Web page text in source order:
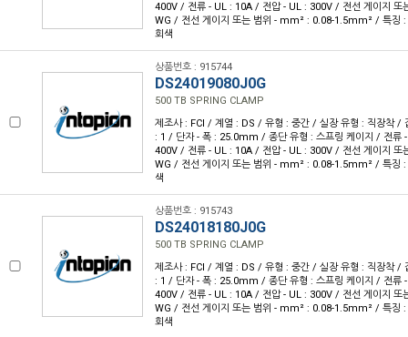
400V / 전류 - UL : 10A / 전압 - UL : 300V / 전선 게이지 또
WG / 전선 게이지 또는 범위 - mm² : 0.08-1.5mm² / 특징 :
회색
상품번호 : 915744
DS24019080J0G
500 TB SPRING CLAMP
제조사 : FCI / 계열 : DS / 유형 : 중간 / 실장 유형 : 직장착 /
: 1 / 단자 - 폭 : 25.0mm / 종단 유형 : 스프링 케이지 / 전류
400V / 전류 - UL : 10A / 전압 - UL : 300V / 전선 게이지 또
WG / 전선 게이지 또는 범위 - mm² : 0.08-1.5mm² / 특징 :
색
상품번호 : 915743
DS24018180J0G
500 TB SPRING CLAMP
제조사 : FCI / 계열 : DS / 유형 : 중간 / 실장 유형 : 직장착 /
: 1 / 단자 - 폭 : 25.0mm / 종단 유형 : 스프링 케이지 / 전류
400V / 전류 - UL : 10A / 전압 - UL : 300V / 전선 게이지 또
WG / 전선 게이지 또는 범위 - mm² : 0.08-1.5mm² / 특징 :
회색